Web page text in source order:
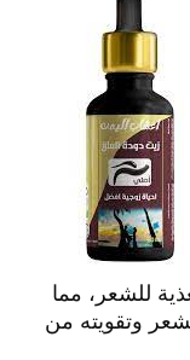
للشعر، مما
وتقويته من